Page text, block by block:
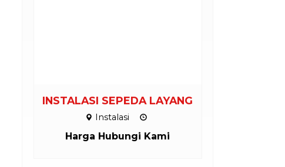
INSTALASI SEPEDA LAYANG
Instalasi
Harga Hubungi Kami